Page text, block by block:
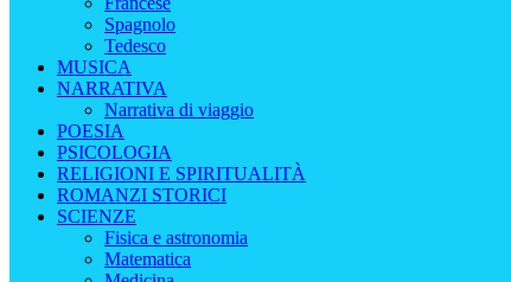
Spagnolo
Tedesco
MUSICA
NARRATIVA
Narrativa di viaggio
POESIA
PSICOLOGIA
RELIGIONI E SPIRITUALITÀ
ROMANZI STORICI
SCIENZE
Fisica e astronomia
Matematica